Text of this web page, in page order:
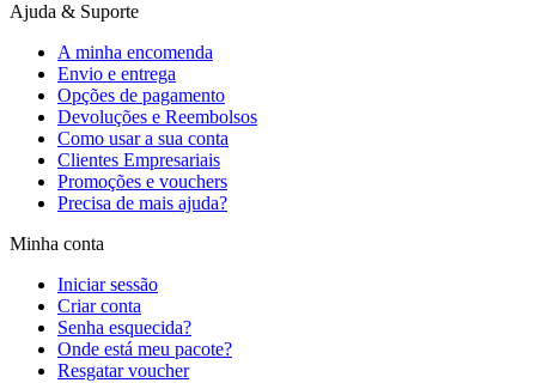
Ajuda & Suporte
A minha encomenda
Envio e entrega
Opções de pagamento
Devoluções e Reembolsos
Como usar a sua conta
Clientes Empresariais
Promoções e vouchers
Precisa de mais ajuda?
Minha conta
Iniciar sessão
Criar conta
Senha esquecida?
Onde está meu pacote?
Resgatar voucher